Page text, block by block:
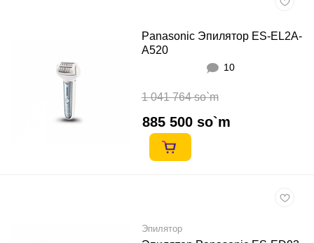
Panasonic Эпилятор ES-EL2A-
A520
10
1 041 764 so`m
885 500 so`m
Эпилятор